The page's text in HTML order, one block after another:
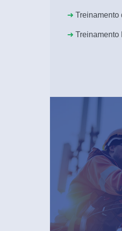
➜ Treinamento
➜ Treinamento